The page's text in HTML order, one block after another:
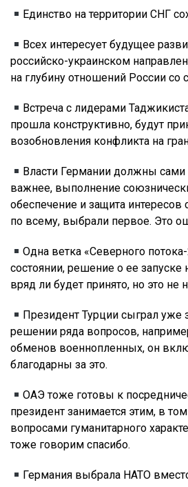
Единство на территории СНГ
Всех интересует будущее
российско-украинском
на глубину отношений России со
Встреча с лидерами
прошла конструктивно, будут
возобновления конфликта на
Власти Германии должны сами
важнее, выполнение
обеспечение и защита интересов
по всему, выбрали первое. Это
Одна ветка «Северного
состоянии, решение о ее запуске
вряд ли будет принято, но это не
Президент Турции сыграл уже
решении ряда вопросов,
обменов военнопленных, он
благодарны за это.
ОАЭ тоже готовы к
президент занимается этим, в
вопросами гуманитарного
тоже говорим спасибо.
Германия выбрала НАТО